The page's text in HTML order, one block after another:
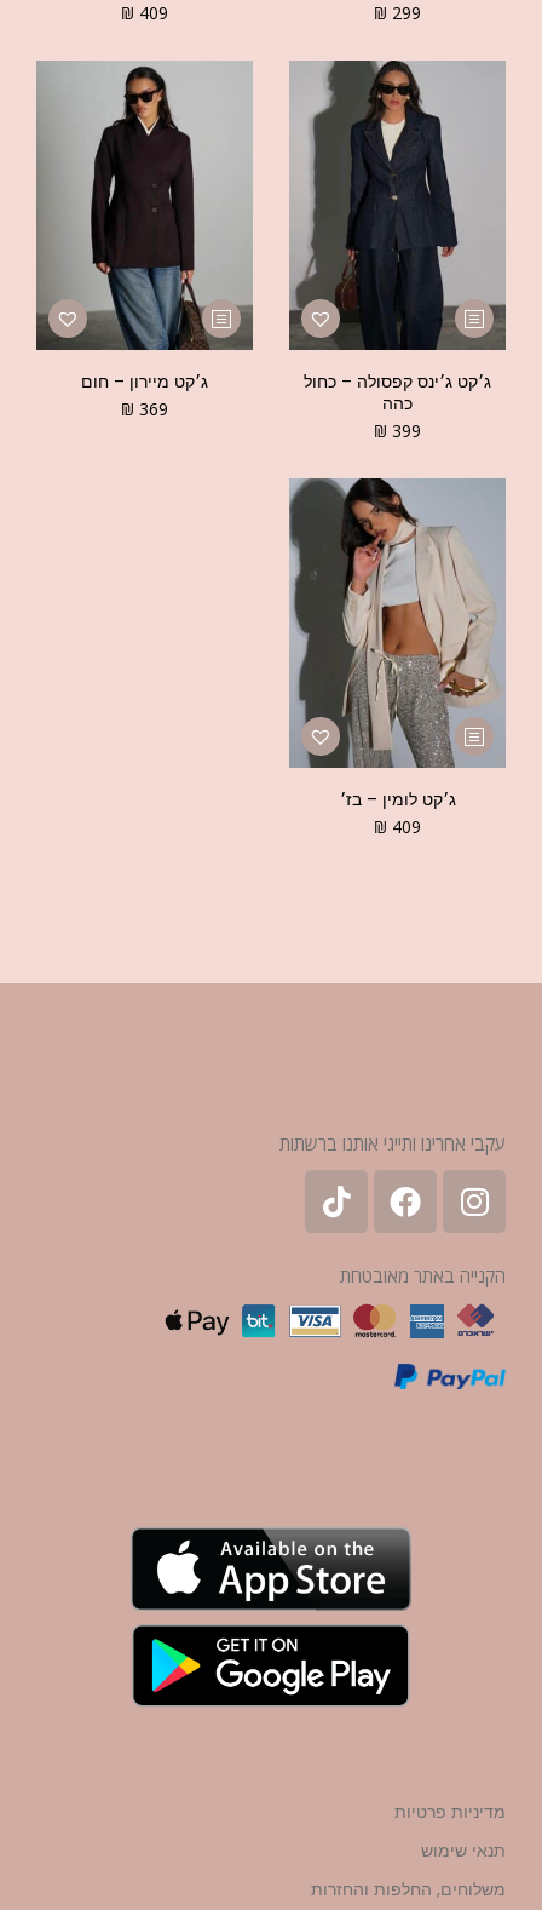
₪ 299
₪ 409
ג׳קט ג׳ינס קפסולה – כחול
כהה
₪ 399
ג׳קט מיירון – חום
₪ 369
ג׳קט לומין – בז׳
₪ 409
עקבי אחרינו ותייגי אותנו ברשתות
הקנייה באתר מאובטחת
מדיניות פרטיות
תנאי שימוש
משלוחים, החלפות והחזרות